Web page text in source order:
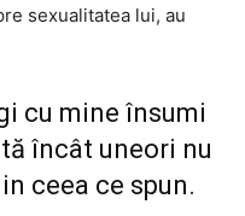
sexualitatea lui, au
cu mine însumi
încât uneori nu
ceea ce spun.